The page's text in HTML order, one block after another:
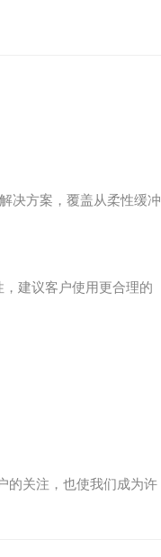
决方案，覆盖从柔性缓冲
建议客户使用更合理的
的关注，也使我们成为许